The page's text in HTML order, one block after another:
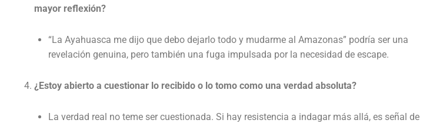
mayor reflexión?
“La Ayahuasca me dijo que debo dejarlo todo y mudarme al Amazonas” podría ser una
revelación genuina, pero también una fuga impulsada por la necesidad de escape.
¿Estoy abierto a cuestionar lo recibido o lo tomo como una verdad absoluta?
La verdad real no teme ser cuestionada. Si hay resistencia a indagar más allá, es señal de